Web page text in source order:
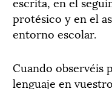
protésico y en el
entorno escolar.
Cuando observéis
lenguaje en